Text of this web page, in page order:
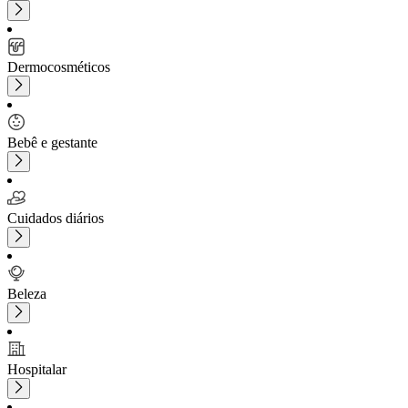
Dermocosméticos
Bebê e gestante
Cuidados diários
Beleza
Hospitalar